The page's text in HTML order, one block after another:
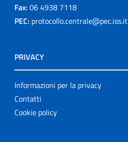
Fax: 06 4938 7118
PEC: protocollo.centrale@pec.iss.it
PRIVACY
Informazioni per la privacy
Contatti
Cookie policy